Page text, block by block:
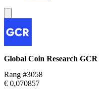
Global Coin Research GCR
Rang #3058
€ 0,070857